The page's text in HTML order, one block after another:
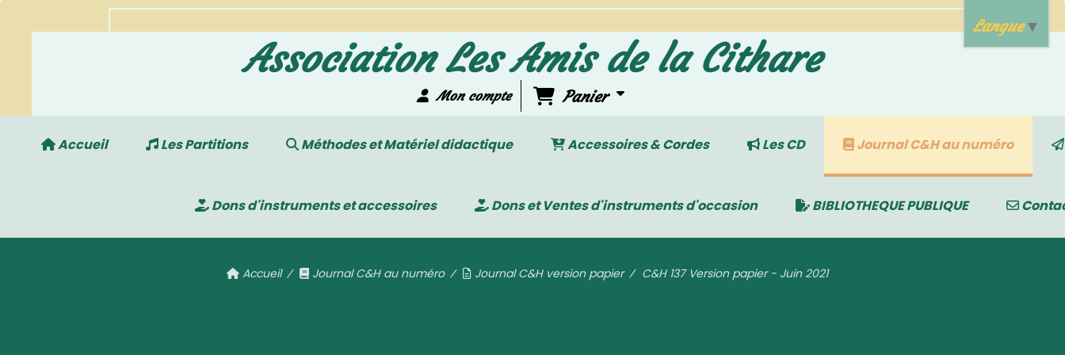
Association Les Amis de la Cithare
Mon compte Panier
Accueil Les Partitions Méthodes et Matériel didactique Accessoires & Cordes Les CD Journal C&H au numéro
Dons d'instruments et accessoires Dons et Ventes d'instruments d'occasion BIBLIOTHEQUE PUBLIQUE
Accueil Journal C&H au numéro Journal C&H version papier C&H 137 Version papier - Juin 2021
Langue▼